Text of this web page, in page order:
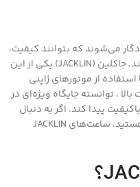
می‌شوند که بتوانند کیفیت،
طراحی خاص و تکنولوژی برتر را ترکیب کنند. جاکلین (JACKLIN) یکی از این
از موتورهای ژاپنی
، توانسته جایگاه ویژه‌ای در
پیدا کند. اگر به دنبال
دقت، ماندگاری و استایل منحصربه‌فرد هستید، ساعت‌های JACKLIN